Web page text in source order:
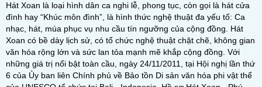
Hát Xoan là loại hình dân ca nghi lễ, phong tục, còn gọi là hát cửa
đình hay “Khúc môn đình”, là hình thức nghệ thuật đa yếu tố: Ca
nhạc, hát, múa phục vụ nhu cầu tín ngưỡng của cộng đồng. Hát
Xoan có bề dày lịch sử, có tổ chức nghệ thuật chặt chẽ, không gian
văn hóa rộng lớn và sức lan tỏa mạnh mẽ khắp cộng đồng. Với
những giá trị nổi bật toàn cầu, ngày 24/11/2011, tại Hội nghị lần thứ
6 của Ủy ban liên Chính phủ về Bảo tồn Di sản văn hóa phi vật thể